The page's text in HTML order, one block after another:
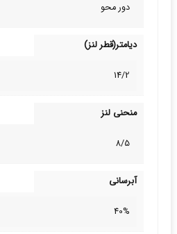
دور محو
دیامتر(قطر لنز)
14/2
منحنی لنز
8/5
آبرسانی
40%